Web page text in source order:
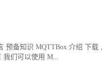
预备知识 MQTTBox 介绍 下载
我们可以使用 M...